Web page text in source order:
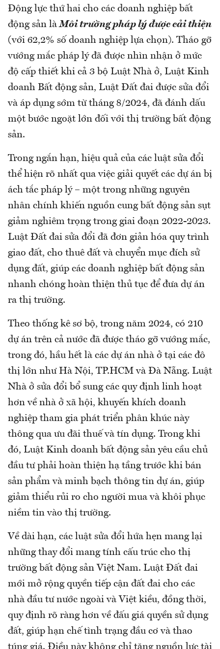
Động lực thứ hai cho các doanh nghiệp bất
động sản làMôi trường pháp lý được cải thiện
(với 62,2% số doanh nghiệp lựa chọn). Tháo gỡ
vướng mắc pháp lý đã được nhìn nhận ở mức
độ cấp thiết khi cả 3 bộ Luật Nhà ở, Luật Kinh
doanh Bất động sản, Luật Đất đai được sửa đổi
và áp dụng sớm từ tháng 8/2024, đã đánh dấu
một bước ngoặt lớn đối với thị trường bất động
sản.
Trong ngắn hạn, hiệu quả của các luật sửa đổi
thể hiện rõ nhất qua việc giải quyết các dự án bị
ách tắc pháp lý – một trong những nguyên
nhân chính khiến nguồn cung bất động sản sụt
giảm nghiêm trọng trong giai đoạn 2022-2023.
Luật Đất đai sửa đổi đã đơn giản hóa quy trình
giao đất, cho thuê đất và chuyển mục đích sử
dụng đất, giúp các doanh nghiệp bất động sản
nhanh chóng hoàn thiện thủ tục để đưa dự án
ra thị trường.
Theo thống kê sơ bộ, trong năm 2024, có 210
dự án trên cả nước đã được tháo gỡ vướng mắc,
trong đó, hầu hết là các dự án nhà ở tại các đô
thị lớn như Hà Nội, TP.HCM và Đà Nẵng. Luật
Nhà ở sửa đổi bổ sung các quy định linh hoạt
hơn về nhà ở xã hội, khuyến khích doanh
nghiệp tham gia phát triển phân khúc này
thông qua ưu đãi thuế và tín dụng. Trong khi
đó, Luật Kinh doanh bất động sản yêu cầu chủ
đầu tư phải hoàn thiện hạ tầng trước khi bán
sản phẩm và minh bạch thông tin dự án, giúp
giảm thiểu rủi ro cho người mua và khôi phục
niềm tin vào thị trường.
Về dài hạn, các luật sửa đổi hứa hẹn mang lại
những thay đổi mang tính cấu trúc cho thị
trường bất động sản Việt Nam. Luật Đất đai
mới mở rộng quyền tiếp cận đất đai cho các
nhà đầu tư nước ngoài và Việt kiều, đồng thời,
quy định rõ ràng hơn về đấu giá quyền sử dụng
đất, giúp hạn chế tình trạng đầu cơ và thao
túng giá. Điều này không chỉ tăng nguồn lực tài